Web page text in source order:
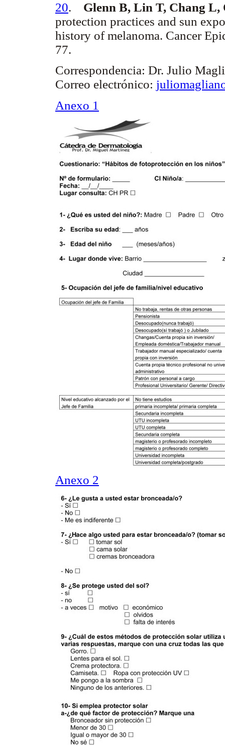
20. Glenn B, Lin T, Chang
protection practices and sun
history of melanoma. Cancer
77.
Correspondencia: Dr. Julio
Correo electrónico:
Anexo 1
Anexo 2